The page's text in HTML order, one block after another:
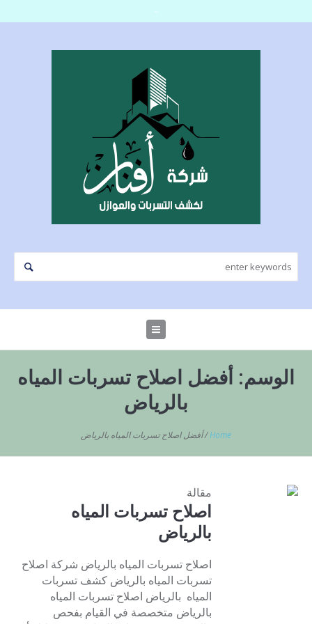
الوسم: أفضل اصلاح تسربات المياه
بالرياض
Home
/أفضل اصلاح تسربات المياه بالرياض
مقالة
اصلاح تسربات المياه
بالرياض
اصلاح تسربات المياه بالرياض شركة اصلاح
تسربات المياه بالرياض كشف تسربات
المياه بالرياض اصلاح تسربات المياه
بالرياض متخصصة في القيام بفحص